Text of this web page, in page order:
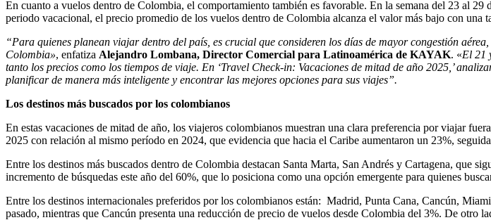
En cuanto a vuelos dentro de Colombia, el comportamiento también es favorable. En la semana del 23 al
periodo vacacional, el precio promedio de los vuelos dentro de Colombia alcanza el valor más bajo con una
“Para quienes planean viajar dentro del país, es crucial que consideren los días de mayor congestión
Colombia», enfatiza Alejandro Lombana, Director Comercial para Latinoamérica de KAYAK. «El 21
tanto los precios como los tiempos de viaje. En ‘Travel Check-in: Vacaciones de mitad de año 2025,’
planificar de manera más inteligente y encontrar las mejores opciones para sus viajes”.
Los destinos más buscados por los colombianos
En estas vacaciones de mitad de año, los viajeros colombianos muestran una clara preferencia por viajar
2025 con relación al mismo período en 2024, que evidencia que hacia el Caribe aumentaron un 23%,
Entre los destinos más buscados dentro de Colombia destacan Santa Marta, San Andrés y Cartagena, que
incremento de búsquedas este año del 60%, que lo posiciona como una opción emergente para quienes
Entre los destinos internacionales preferidos por los colombianos están: Madrid, Punta Cana, Cancún,
pasado, mientras que Cancún presenta una reducción de precio de vuelos desde Colombia del 3%. De